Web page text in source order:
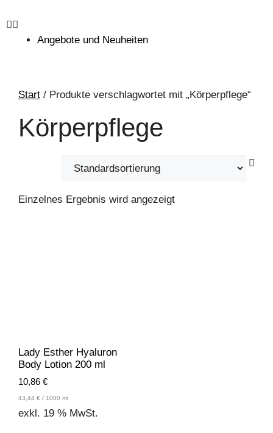
Angebote und Neuheiten
Start / Produkte verschlagwortet mit „Körperpflege“
Körperpflege
Einzelnes Ergebnis wird angezeigt
Lady Esther Hyaluron
Body Lotion 200 ml
10,86 €
43,44 € / 1000 ml
exkl. 19 % MwSt.